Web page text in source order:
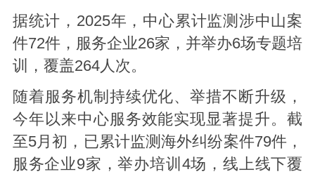
据统计，2025年，中心累计监测涉中山案
件72件，服务企业26家，并举办6场专题培
训，覆盖264人次。
随着服务机制持续优化、举措不断升级，
今年以来中心服务效能实现显著提升。截
至5月初，已累计监测海外纠纷案件79件，
服务企业9家，举办培训4场，线上线下覆